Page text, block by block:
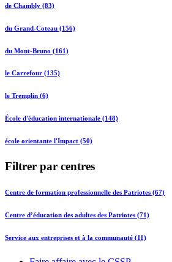
de Chambly (83)
du Grand-Coteau (156)
du Mont-Bruno (161)
le Carrefour (135)
le Tremplin (6)
École d'éducation internationale (148)
école orientante l'Impact (50)
Filtrer par centres
Centre de formation professionnelle des Patriotes (67)
Centre d’éducation des adultes des Patriotes (71)
Service aux entreprises et à la communauté (11)